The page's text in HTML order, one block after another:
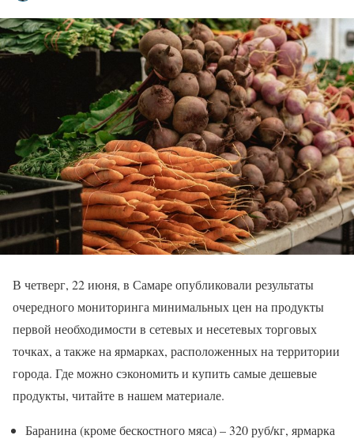
В четверг, 22 июня, в Самаре опубликовали результаты
очередного мониторинга минимальных цен на продукты
первой необходимости в сетевых и несетевых торговых
точках, а также на ярмарках, расположенных на территории
города. Где можно сэкономить и купить самые дешевые
продукты, читайте в нашем материале.
Баранина (кроме бескостного мяса) – 320 руб/кг, ярмарка